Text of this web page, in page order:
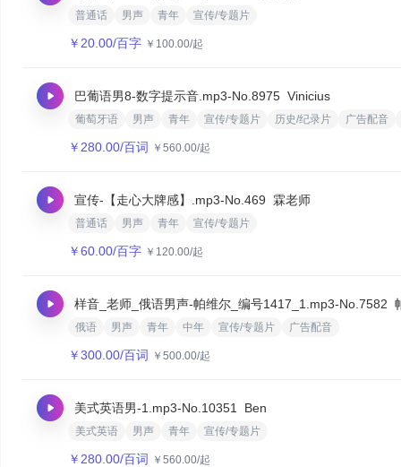
普通话 男声 青年 宣传/专题片
￥ 20.00/百字 ￥ 100.00/起
巴葡语男8-数字提示音.mp3-No.8975 Vinicius
葡萄牙语 男声 青年 宣传/专题片 历史/纪录片 广告配音
￥ 280.00/百词 ￥ 560.00/起
宣传-【走心大牌感】.mp3-No.469 霖老师
普通话 男声 青年 宣传/专题片
￥60.00/百字 ￥ 120.00/起
样音_老师_俄语男声-帕维尔_编号1417_1.mp3-No.7582
俄语 男声 青年 中年 宣传/专题片 广告配音
￥300.00/百词 ￥ 500.00/起
美式英语男-1.mp3-No.10351 Ben
美式英语 男声 青年 宣传/专题片
￥ 280.00/百词 ￥ 560.00/起